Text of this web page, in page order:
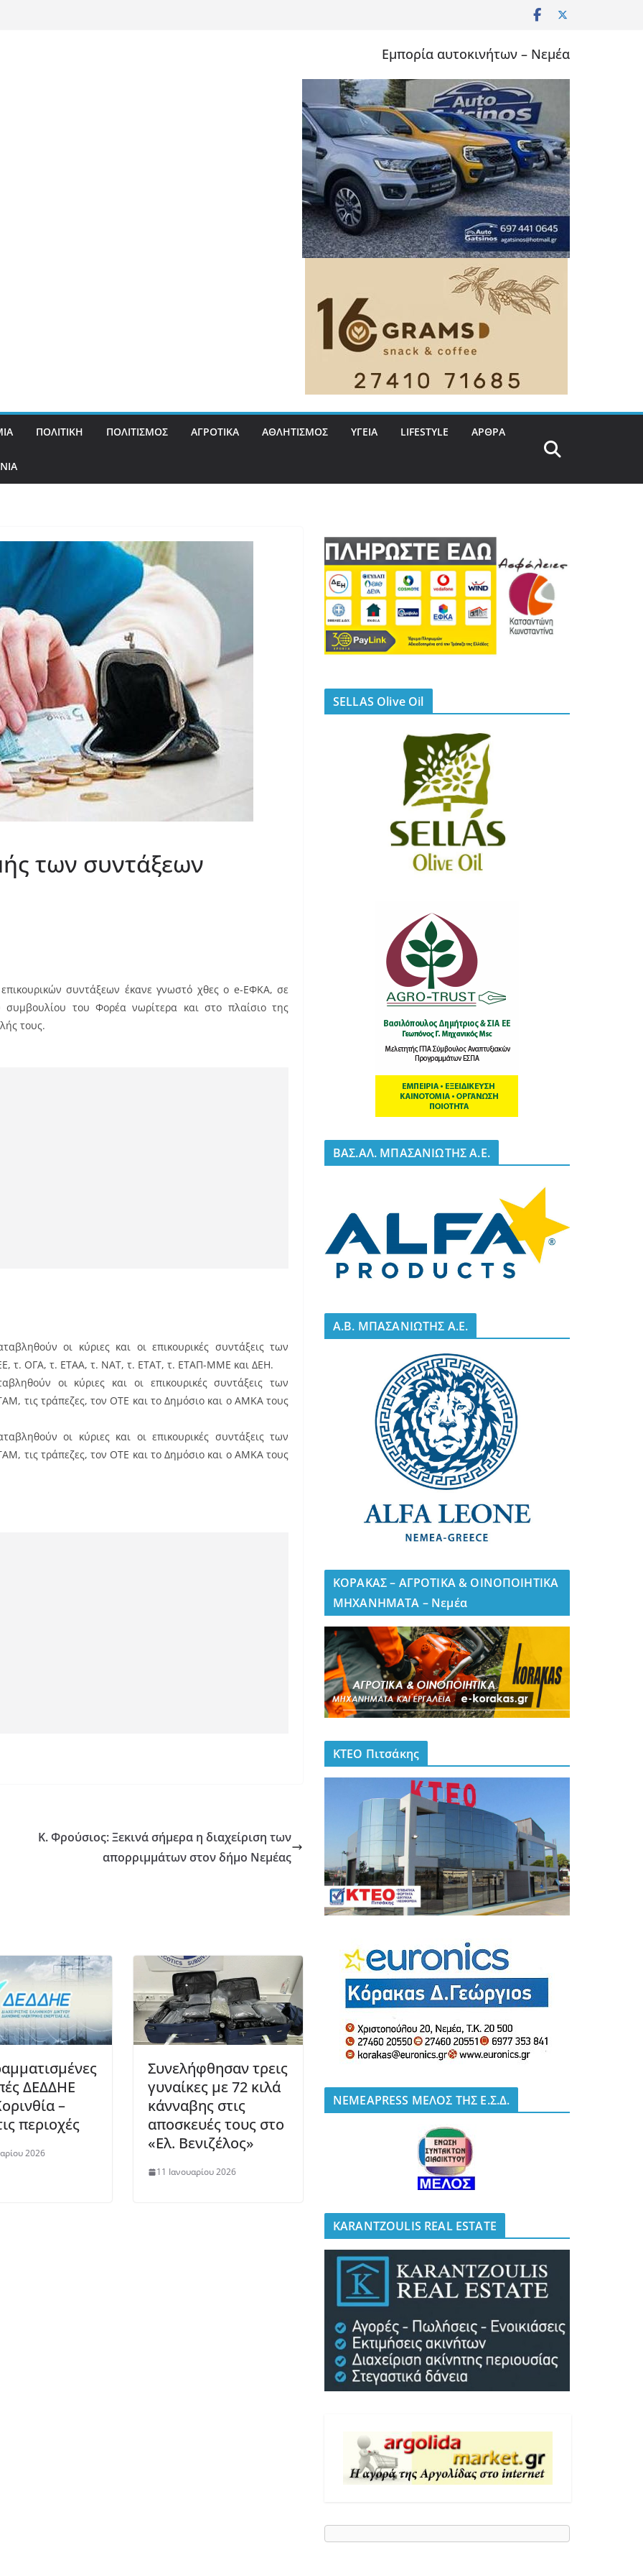
Εμπορία αυτοκινήτων – Νεμέα
ΠΟΛΙΤΙΚΗ ΠΟΛΙΤΙΣΜΟΣ ΑΓΡΟΤΙΚΑ ΑΘΛΗΤΙΣΜΟΣ ΥΓΕΙΑ LIFESTYLE ΑΡΘΡΑ
των συντάξεων
συντάξεων έκανε γνωστό χθες ο e-ΕΦΚΑ, σε
συμβουλίου του Φορέα νωρίτερα και στο πλαίσιο της
τους.
οι κύριες και οι επικουρικές συντάξεις των
τ. ΟΓΑ, τ. ΕΤΑΑ, τ. ΝΑΤ, τ. ΕΤΑΤ, τ. ΕΤΑΠ-ΜΜΕ και ΔΕΗ.
οι κύριες και οι επικουρικές συντάξεις των
τις τράπεζες, τον ΟΤΕ και το Δημόσιο και ο ΑΜΚΑ τους
οι κύριες και οι επικουρικές συντάξεις των
τις τράπεζες, τον ΟΤΕ και το Δημόσιο και ο ΑΜΚΑ τους
Κ. Φρούσιος: Ξεκινά σήμερα η διαχείριση των
απορριμμάτων στον δήμο Νεμέας
ΔΕΔΔΗΕ
–
περιοχές
2026
Συνελήφθησαν τρεις
γυναίκες με 72 κιλά
κάνναβης στις
αποσκευές τους στο
«Ελ. Βενιζέλος»
11 Ιανουαρίου 2026
SELLAS Olive Oil
BΑΣ.ΑΛ. ΜΠΑΣΑΝΙΩΤΗΣ Α.Ε.
A.B. ΜΠΑΣΑΝΙΩΤΗΣ Α.Ε.
ΚΟΡΑΚΑΣ – ΑΓΡΟΤΙΚΑ & ΟΙΝΟΠΟΙΗΤΙΚΑ
ΜΗΧΑΝΗΜΑΤΑ – Νεμέα
ΚΤΕΟ Πιτσάκης
NEMEAPRESS ΜΕΛΟΣ ΤΗΣ Ε.Σ.Δ.
KARANTZOULIS REAL ESTATE